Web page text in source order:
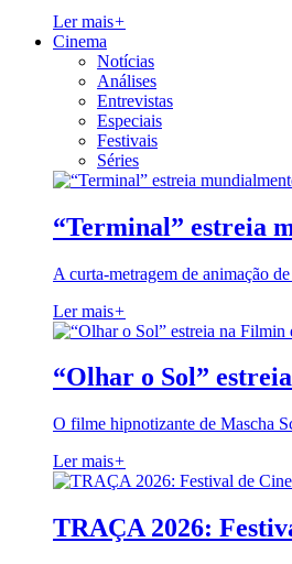
Ler mais+
Cinema
Notícias
Análises
Entrevistas
Especiais
Festivais
Séries
“Terminal” estreia
A curta-metragem de animação
Ler mais+
“Olhar o Sol”
O filme hipnotizante de Mascha
Ler mais+
TRAÇA 2026: